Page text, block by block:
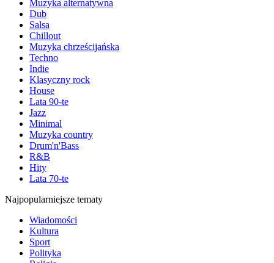
Muzyka alternatywna
Dub
Salsa
Chillout
Muzyka chrześcijańska
Techno
Indie
Klasyczny rock
House
Lata 90-te
Jazz
Minimal
Muzyka country
Drum'n'Bass
R&B
Hity
Lata 70-te
Najpopularniejsze tematy
Wiadomości
Kultura
Sport
Polityka